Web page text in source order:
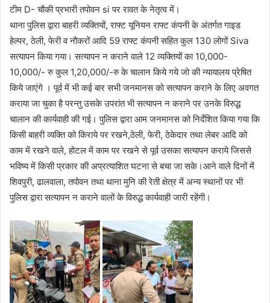
टीम D- चौकी प्रभारी तपोवन si पर रावत के नेतृत्व में।
थाना पुलिस द्वारा बाहरी व्यक्तियों, राफ्ट यूनियन राफ्ट कंपनी के अंतर्गत गाइड
हेल्पर, ठेली, फेरी व नौकरों आदि 59 राफ्ट कंपनी सहित कुल 130 लोगों Siva
सत्यापन किया गया। सत्यापन न कराने वाले 12 व्यक्तियों का 10,000-
10,000/- रु कुल 1,20,000/-रु के चालान किये गये जो की न्यायालय प्रेषित
किये जाएंगे । पूर्व में भी कई बार सभी जनमानस को सत्यापन कराने के लिए अवगत
कराया जा चुका है परन्तु उसके उपरांत भी सत्यापन न कराने पर उनके विरुद्ध
चालान की कार्यवाही की गई। पुलिस द्वारा आम जनमानस को निर्देशित किया गया कि
किसी बाहरी व्यक्ति को किराये पर रखने,ठेली, फेरी, ठेकेदार तथा लेबर आदि को
काम में रखने वाले, होटल में काम पर रखने से पूर्व उसका सत्यापन कराये जिससे
भविष्य में किसी प्रकार की अप्रत्याशित घटना से बचा जा सके।आने वाले दिनों में
शिवपुरी, ढालवाला, तपोवन तथा थाना मुनि की रेती क्षेत्र में अन्य स्थानों पर भी
पुलिस द्वारा सत्यापन न कराने वालों के विरुद्ध कार्यवाही जारी रहेंगी।